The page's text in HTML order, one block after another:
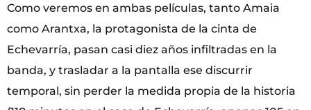
Como veremos en ambas películas, tanto Amaia
como Arantxa, la protagonista de la cinta de
Echevarría, pasan casi diez años infiltradas en la
banda, y trasladar a la pantalla ese discurrir
temporal, sin perder la medida propia de la historia